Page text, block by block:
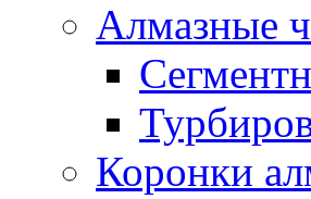
Алмазные
Коронки